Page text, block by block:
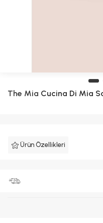
The Mia Cucina Di Mia
Ürün Özellikleri